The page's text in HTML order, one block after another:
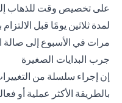
على تخصيص وقت للذهاب
لمدة ثلاثين يومًا قبل
مرات في الأسبوع إلى صالة
جرب البدايات الصغيرة
إن إجراء سلسلة من
بالطريقة الأكثر عملية أو